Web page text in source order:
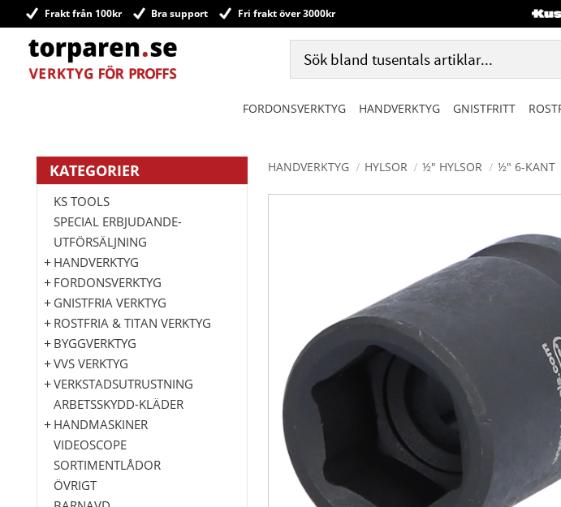
Frakt från 100kr Bra support Fri frakt över 3000kr
FORDONSVERKTYG HANDVERKTYG GNISTFRITT
HANDVERKTYG HYLSOR ½" HYLSOR ½" 6-KANT
KATEGORIER
KS TOOLS
SPECIAL ERBJUDANDE-
UTFÖRSÄLJNING
HANDVERKTYG
FORDONSVERKTYG
GNISTFRIA VERKTYG
ROSTFRIA & TITAN VERKTYG
BYGGVERKTYG
VVS VERKTYG
VERKSTADSUTRUSTNING
ARBETSSKYDD-KLÄDER
HANDMASKINER
VIDEOSCOPE
SORTIMENTLÅDOR
ÖVRIGT